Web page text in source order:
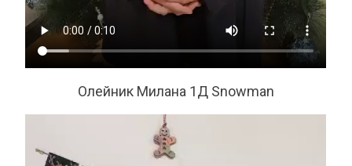
Олейник Милана 1Д Snowman